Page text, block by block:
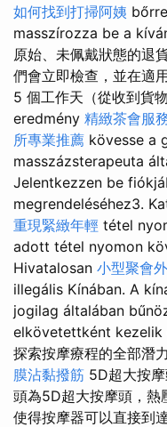
如何找到打掃阿姨
masszírozza be a
原始、未佩戴狀態的退
們會立即檢查，並在適
5 個工作天（從收到貨
eredmény 精緻茶會服
所專業推薦 kövesse a
masszázsterapeuta
Jelentkezzen be
megrendeléséhez3.
重現緊緻年輕 tétel
adott tétel nyomon
Hivatalosan 小型聚會
illegális Kínában. A
jogilag általában
elkövetettként kezelik
探索按摩療程的全部潛
膜沾黏撥筋 5D超大按
頭為5D超大按摩頭，熱
使得按摩器可以直接到